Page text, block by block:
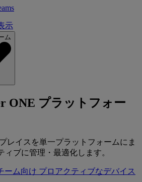
示
ム
ONE プラットフォー
レイスを単一プラットフォームにま
ィブに管理・最適化します。
ーム向け プロアクティブなデバイス